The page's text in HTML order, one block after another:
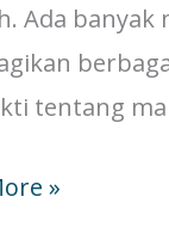
Ada banyak
tentang
»